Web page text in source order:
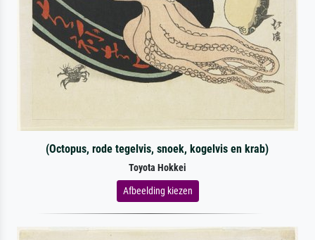
(Octopus, rode tegelvis, snoek, kogelvis en krab)
Toyota Hokkei
Afbeelding kiezen